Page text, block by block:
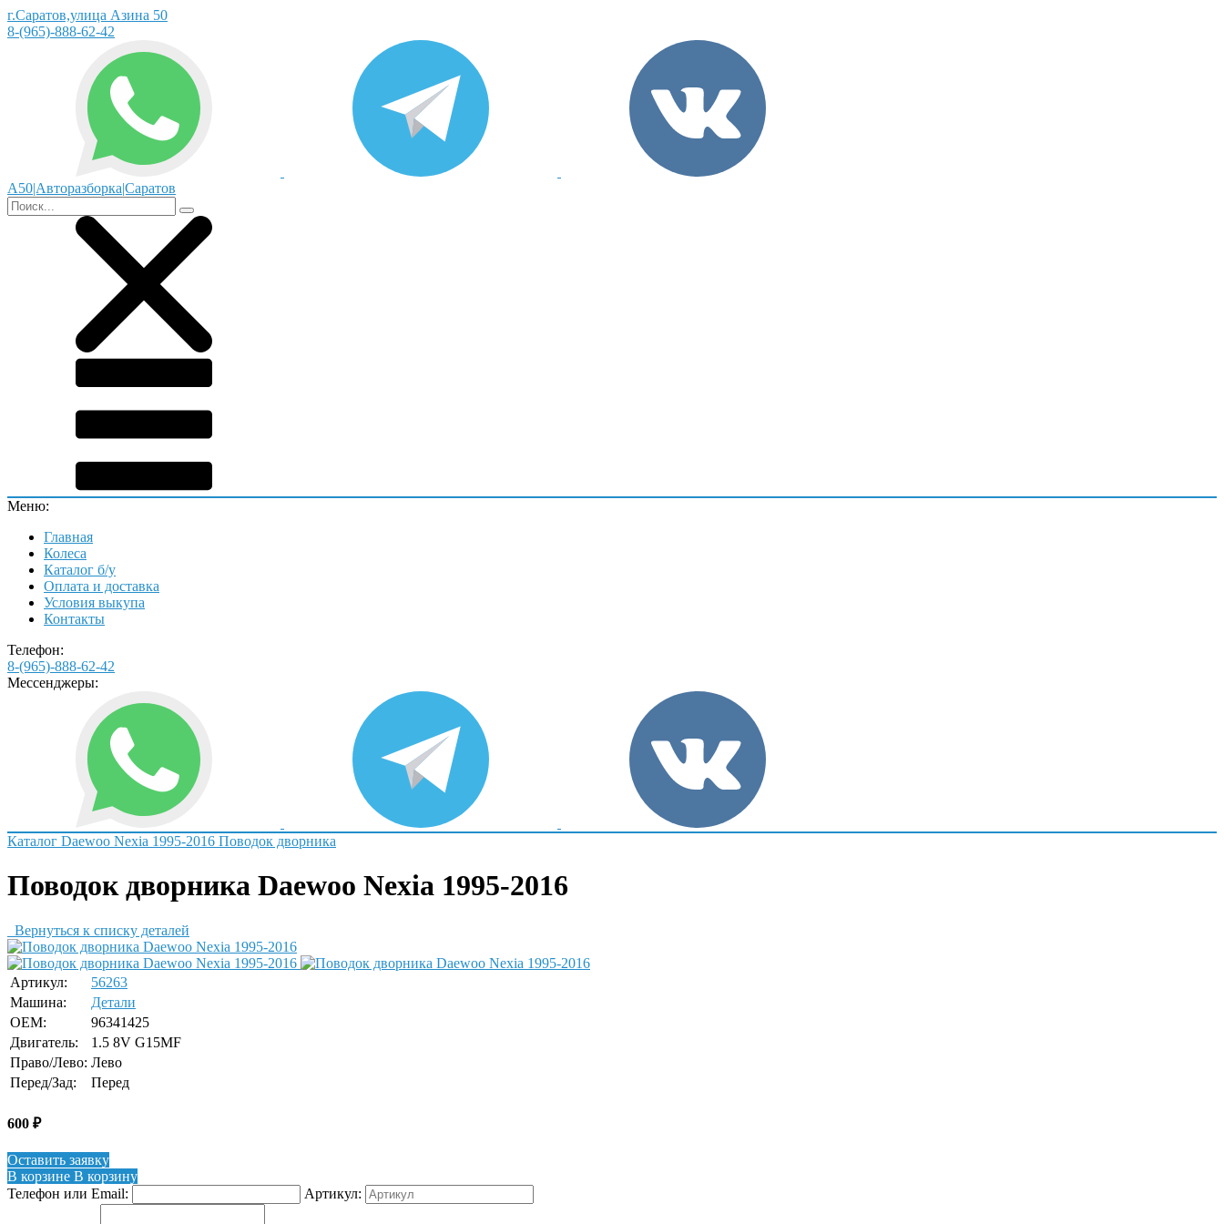
г.Саратов,улица Азина 50
8-(965)-888-62-42
А50|Авторазборка|Саратов
Меню:
Главная
Колеса
Каталог б/у
Оплата и доставка
Условия выкупа
Контакты
Телефон:
8-(965)-888-62-42
Мессенджеры:
Каталог Daewoo Nexia 1995-2016 Поводок дворника
Поводок дворника Daewoo Nexia 1995-2016
Вернуться к списку деталей
Артикул:
56263
Машина:
Детали
OEM:
96341425
Двигатель:
1.5 8V G15MF
Право/Лево: Лево
Перед/Зад:
Перед
600 ₽
Оставить заявку
В корзине В корзину
Телефон или Email:
Артикул: